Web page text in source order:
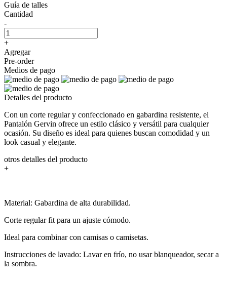
Guía de talles
Cantidad
-
+
Agregar
Pre-order
Medios de pago
Detalles del producto
Con un corte regular y confeccionado en gabardina resistente, el
Pantalón Gervin ofrece un estilo clásico y versátil para cualquier
ocasión. Su diseño es ideal para quienes buscan comodidad y un
look casual y elegante.
otros detalles del producto
+
Material: Gabardina de alta durabilidad.
Corte regular fit para un ajuste cómodo.
Ideal para combinar con camisas o camisetas.
Instrucciones de lavado: Lavar en frío, no usar blanqueador, secar a
la sombra.